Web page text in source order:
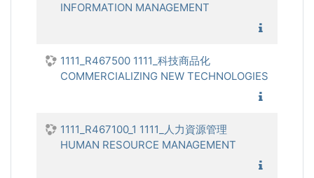
INFORMATION MANAGEMENT
1111_R467500 1111_科技商品化
COMMERCIALIZING NEW TECHNOLOGIES
1111_R467100_1 1111_人力資源管理
HUMAN RESOURCE MANAGEMENT